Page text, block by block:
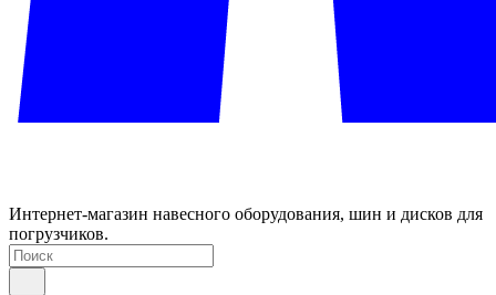
Интернет-магазин навесного оборудования, шин и дисков для
погрузчиков.